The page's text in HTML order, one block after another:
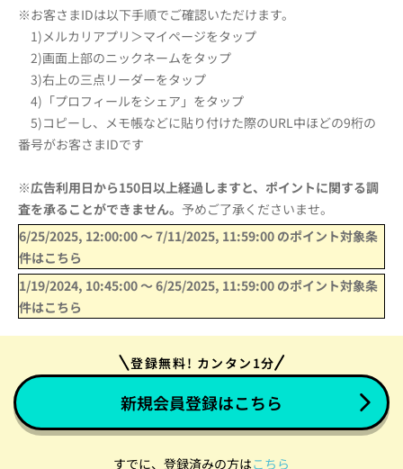
※お客さまIDは以下手順でご確認いただけます。
1)メルカリアプリ＞マイページをタップ
2)画面上部のニックネームをタップ
3)右上の三点リーダーをタップ
4)「プロフィールをシェア」をタップ
5)コピーし、
メモ帳などに貼り付けた際のURL中ほどの9桁の
番号がお客さまIDです
※広告利用日から150日以上経過しますと、ポイントに関する調
査を承ることができません。 予めご了承くださいませ。
6/25/2025, 12:00:00〜7/11/2025, 11:59:00 のポイント対象条
件はこちら
1/19/2024, 10:45:00〜6/25/2025, 11:59:00 のポイント対象条
件はこちら
登録無料! カンタン1分
新規会員登録はこちら
すでに、登録済みの方はこちら